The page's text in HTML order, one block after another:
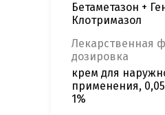
Бетаметазон +
Клотримазол
Лекарственная
дозировка
крем для
применения,
1%